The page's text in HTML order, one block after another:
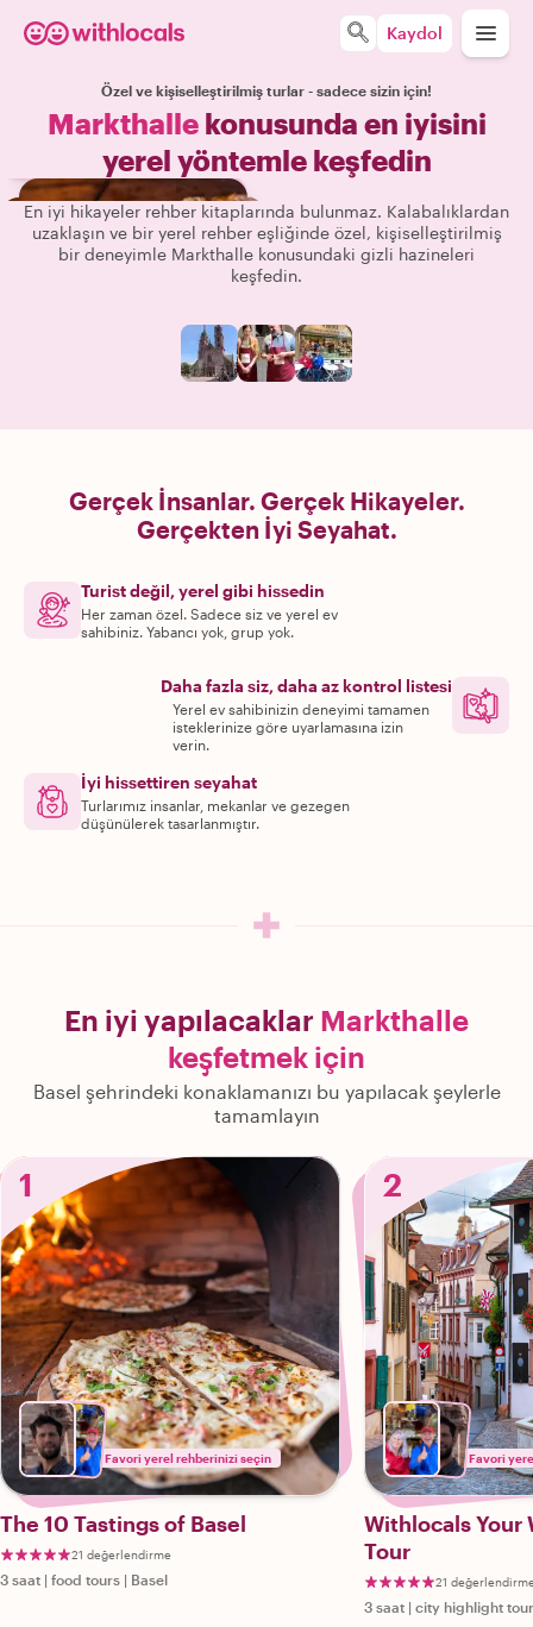
Kaydol
Özel ve kişiselleştirilmiş turlar - sadece sizin için!
Markthallekonusunda en iyisini
yerel yöntemle keşfedin
En iyi hikayeler rehber kitaplarında bulunmaz. Kalabalıklardan
uzaklaşın ve bir yerel rehber eşliğinde özel, kişiselleştirilmiş
bir deneyimle Markthalle konusundaki gizli hazineleri
keşfedin.
Gerçek İnsanlar. Gerçek Hikayeler.
Gerçekten İyi Seyahat.
Turist değil, yerel gibi hissedin
Her zaman özel. Sadece siz ve yerel ev
sahibiniz. Yabancı yok, grup yok.
Daha fazla siz, daha az kontrol listesi
Yerel ev sahibinizin deneyimi tamamen
isteklerinize göre uyarlamasına izin
verin.
İyi hissettiren seyahat
Turlarımız insanlar, mekanlar ve gezegen
düşünülerek tasarlanmıştır.
En iyi yapılacaklar Markthalle
keşfetmek için
Basel şehrindeki konaklamanızı bu yapılacak şeylerle
tamamlayın
1
Favori yerel rehberinizi seçin
The 10 Tastings of Basel
21 değerlendirme
3 saat | food tours | Basel
2
Favori
Withlocals Your
Tour
21
3 saat | city highlight